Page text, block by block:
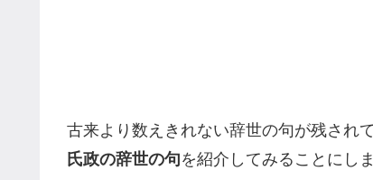
古来より数えきれない辞世の句が残され
氏政の辞世の句を紹介してみることにしま